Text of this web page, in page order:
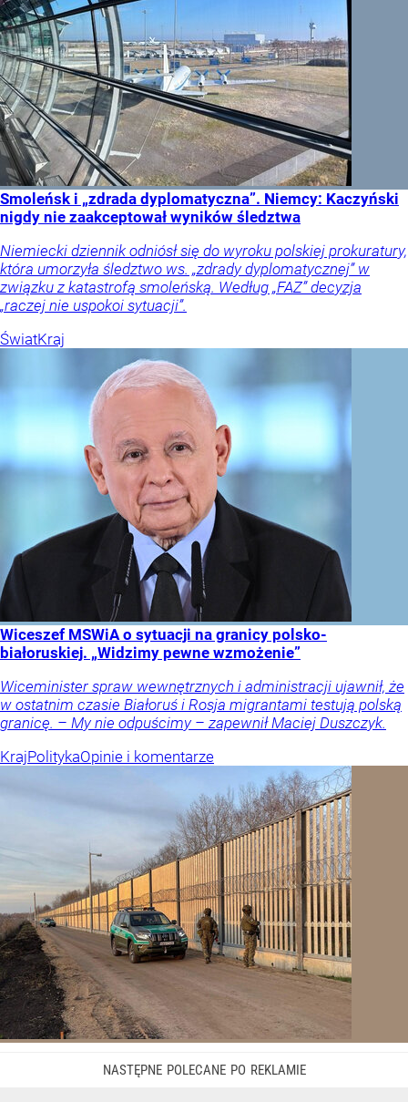
Smoleńsk i „zdrada dyplomatyczna”. Niemcy: Kaczyński
nigdy nie zaakceptował wyników śledztwa
Niemiecki dziennik odniósł się do wyroku polskiej prokuratury,
która umorzyła śledztwo ws. „zdrady dyplomatycznej” w
związku z katastrofą smoleńską. Według „FAZ” decyzja
„raczej nie uspokoi sytuacji”.
ŚwiatKraj
Wiceszef MSWiA o sytuacji na granicy polsko-
białoruskiej. „Widzimy pewne wzmożenie”
Wiceminister spraw wewnętrznych i administracji ujawnił, że
w ostatnim czasie Białoruś i Rosja migrantami testują polską
granicę. – My nie odpuścimy – zapewnił Maciej Duszczyk.
KrajPolitykaOpinie i komentarze